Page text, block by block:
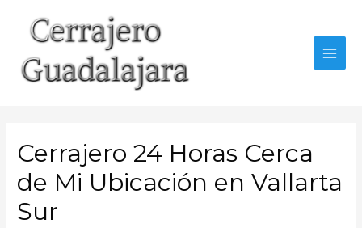
contenido
Cerrajero 24 Horas Cerca
de Mi Ubicación en Vallarta
Sur